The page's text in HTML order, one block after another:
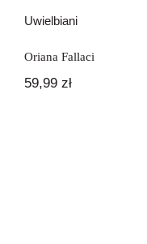
Uwielbiani
Oriana Fallaci
59,99 zł